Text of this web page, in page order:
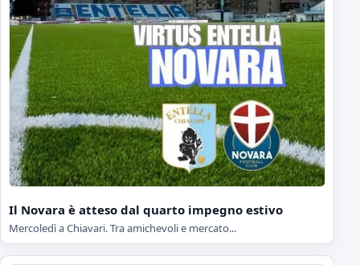
Il Novara è atteso dal quarto impegno estivo
Mercoledì a Chiavari. Tra amichevoli e mercato...